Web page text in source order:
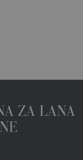
ZA LANA